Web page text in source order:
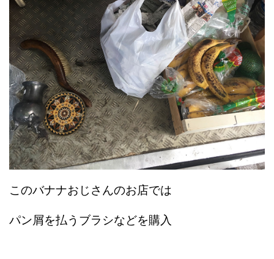
このバナナおじさんのお店では
パン屑を払うブラシなどを購入